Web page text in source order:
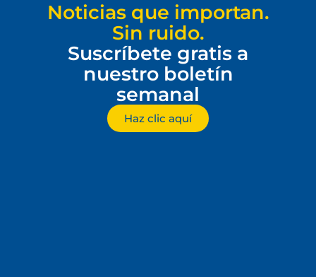
Noticias que importan.
Sin ruido.
Suscríbete gratis a
nuestro boletín
semanal
Haz clic aquí